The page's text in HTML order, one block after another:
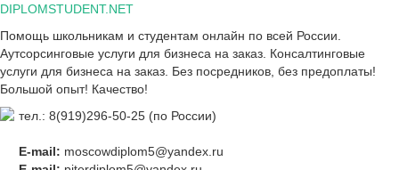
Skip
content
DIPLOMSTUDENT.NET
Помощь школьникам и студентам онлайн по всей России.
Аутсорсинговые услуги для бизнеса на заказ. Консалтинговые
услуги для бизнеса на заказ. Без посредников, без предоплаты!
Большой опыт! Качество!
тел.: 8(919)296-50-25 (по России)
E-mail: moscowdiplom5@yandex.ru